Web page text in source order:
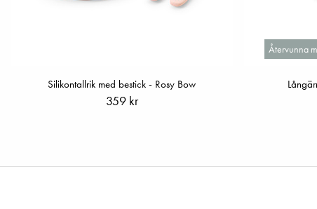
Silikontallrik med bestick - Rosy Bow
359 kr
Återvunna